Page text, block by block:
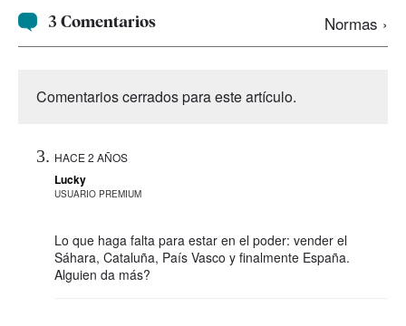
3 Comentarios Normas ›
Comentarios cerrados para este artículo.
HACE 2 AÑOS
Lucky
USUARIO PREMIUM
Lo que haga falta para estar en el poder: vender el
Sáhara, Cataluña, País Vasco y finalmente España.
Alguien da más?